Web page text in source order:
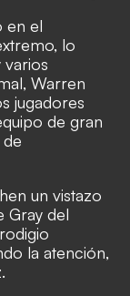
en el
lo
varios
Warren
jugadores
de gran
un vistazo
Gray del
la atención,